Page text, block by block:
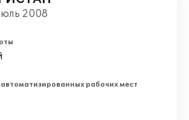
2008
рабочих мест